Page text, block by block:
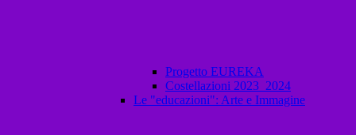
Progetto EUREKA
Costellazioni 2023_2024
Le "educazioni": Arte e Immagine